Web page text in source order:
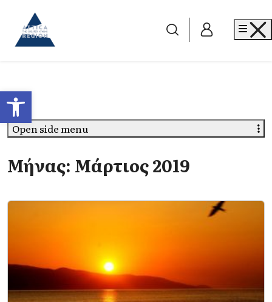
Ανοίξτε τη γραμμή εργαλείων
Go to home
Μήνας: Μάρτιος 2019
Open side menu